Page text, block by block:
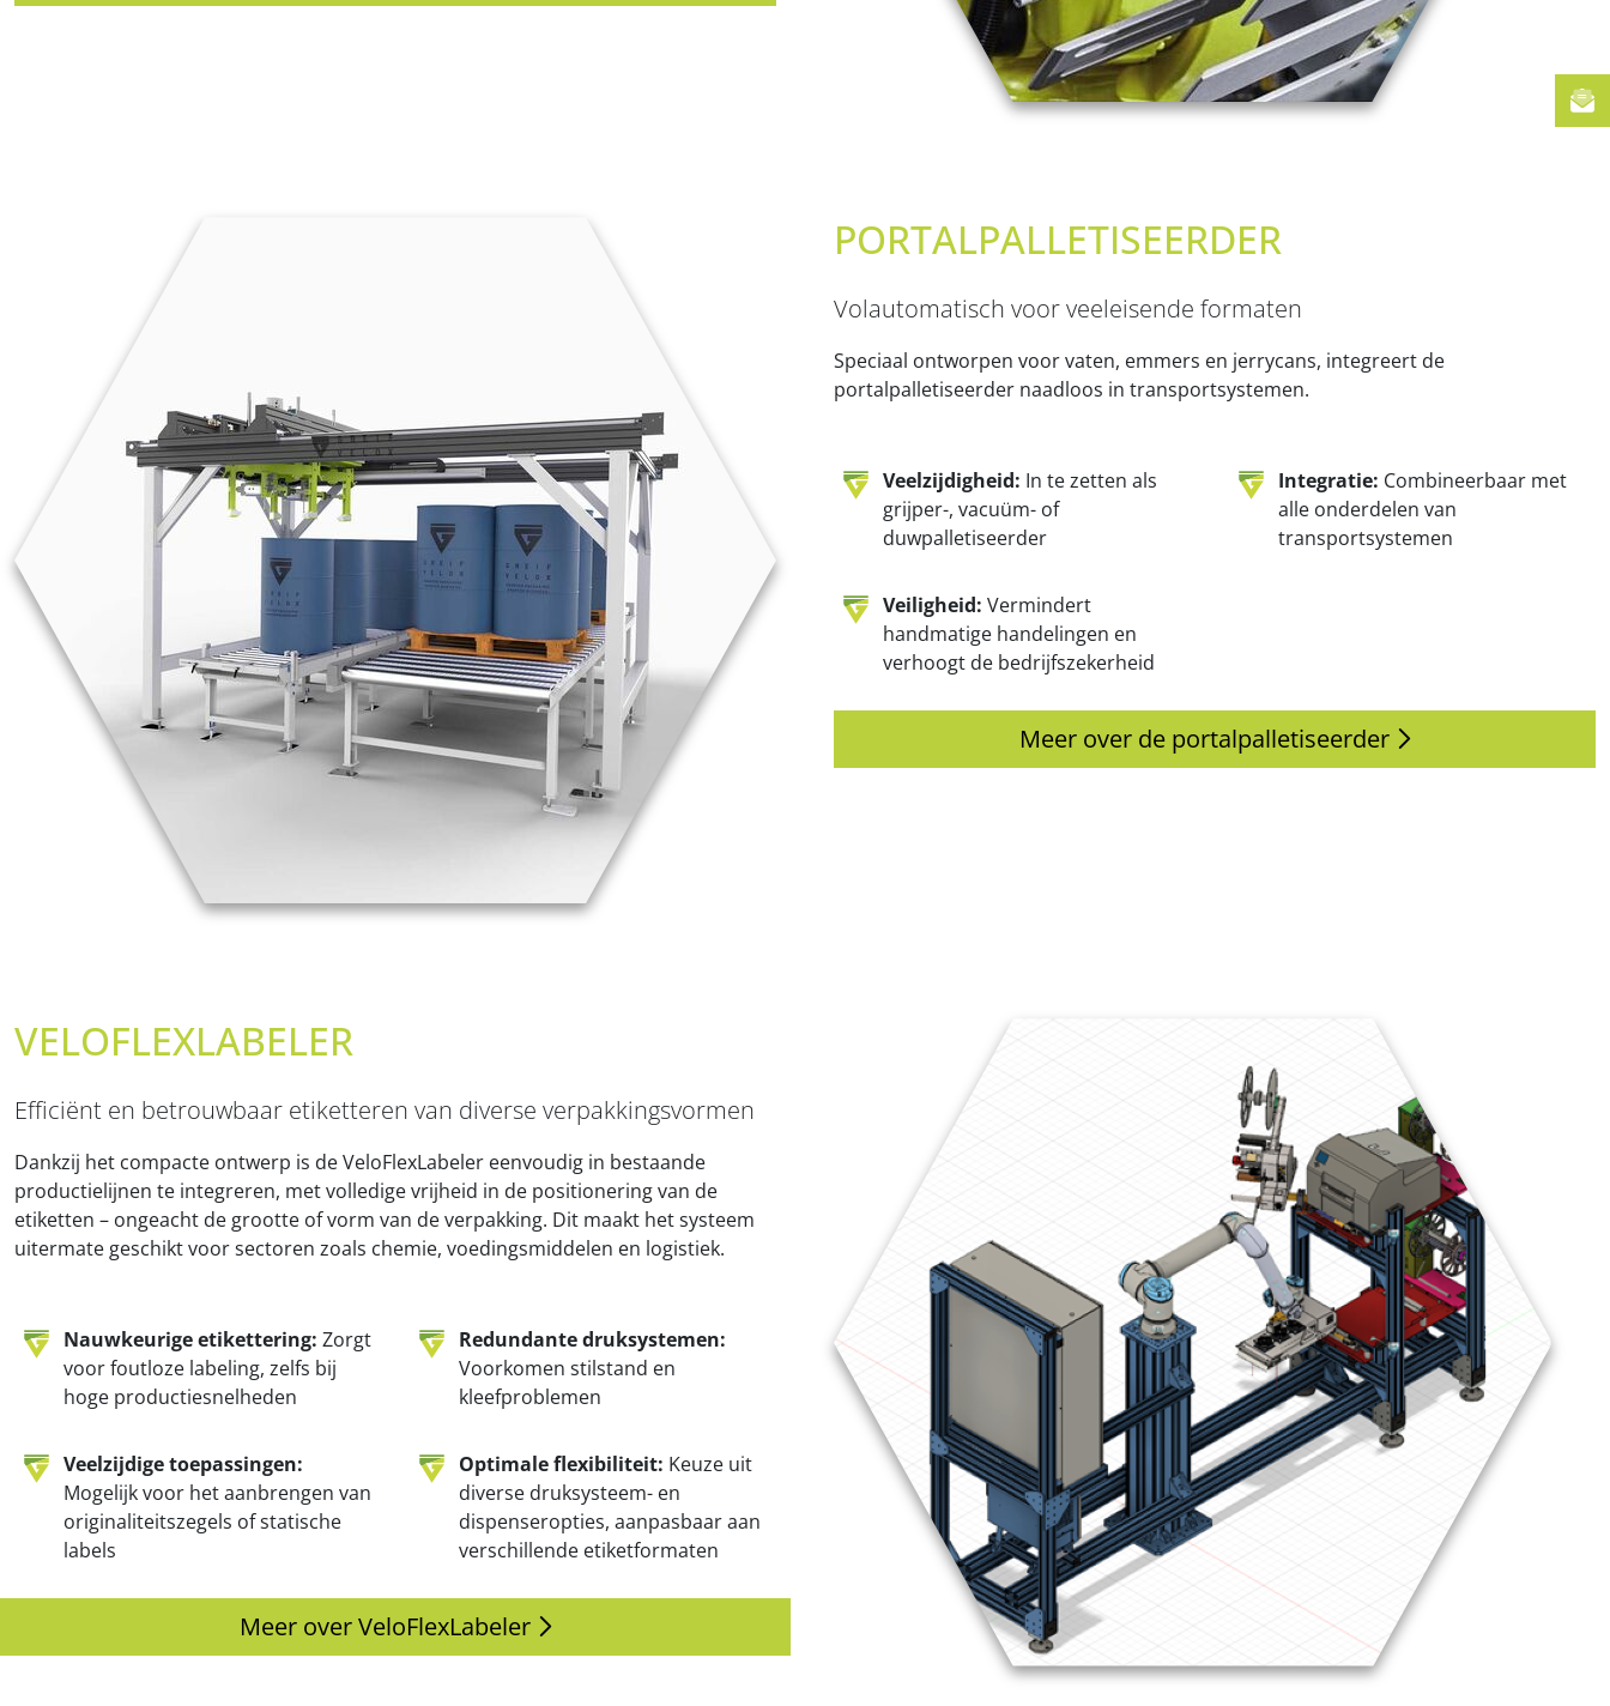
PORTALPALLETISEERDER
Volautomatisch voor veeleisende formaten
Speciaal ontworpen voor vaten, emmers en jerrycans, integreert de
portalpalletiseerder naadloos in transportsystemen.
Veelzijdigheid: In te zetten als
grijper-, vacuüm- of
duwpalletiseerder
Integratie: Combineerbaar met
alle onderdelen van
transportsystemen
Veiligheid: Vermindert
handmatige handelingen en
verhoogt de bedrijfszekerheid
Meer over de portalpalletiseerder
VELOFLEXLABELER
Efficiënt en betrouwbaar etiketteren van diverse verpakkingsvormen
Dankzij het compacte ontwerp is de VeloFlexLabeler eenvoudig in bestaande
productielijnen te integreren, met volledige vrijheid in de positionering van de
etiketten – ongeacht de grootte of vorm van de verpakking. Dit maakt het systeem
uitermate geschikt voor sectoren zoals chemie, voedingsmiddelen en logistiek.
Nauwkeurige etikettering: Zorgt
voor foutloze labeling, zelfs bij
hoge productiesnelheden
Redundante druksystemen:
Voorkomen stilstand en
kleefproblemen
Veelzijdige toepassingen:
Mogelijk voor het aanbrengen van
originaliteitszegels of statische
labels
Optimale flexibiliteit: Keuze uit
diverse druksysteem- en
dispenseropties, aanpasbaar aan
verschillende etiketformaten
Meer over VeloFlexLabeler